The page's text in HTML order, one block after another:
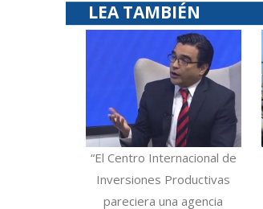
LEA TAMBIÉN
“El Centro Internacional de
Inversiones Productivas
pareciera una agencia